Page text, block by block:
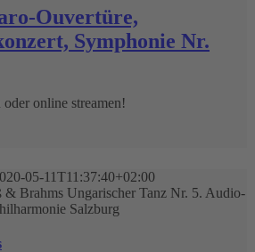
Ouvertüre,
Symphonie Nr.
online streamen!
05-11T11:37:40+02:00